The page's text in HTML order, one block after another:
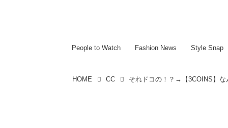
People to Watch Fashion News Style Snap
HOME CC